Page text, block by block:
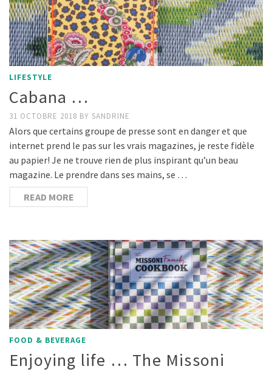
LIFESTYLE
Cabana …
31 OCTOBRE 2018 BY SANDRINE
Alors que certains groupe de presse sont en danger et que
internet prend le pas sur les vrais magazines, je reste fidèle
au papier! Je ne trouve rien de plus inspirant qu’un beau
magazine. Le prendre dans ses mains, se …
READ MORE
FOOD & BEVERAGE
Enjoying life … The Missoni